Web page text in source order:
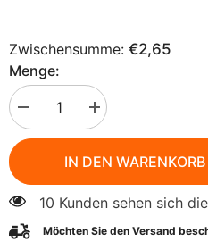
Zwischensumme: €2,65
Menge:
verringern
für
Sojabohnen
400
g
-
BIO
PLANET
Menge
erhöhen
für
Sojabohnen
BIO
-
PLANET
IN DEN
10 Kunden sehen sich
Möchten Sie den Versand